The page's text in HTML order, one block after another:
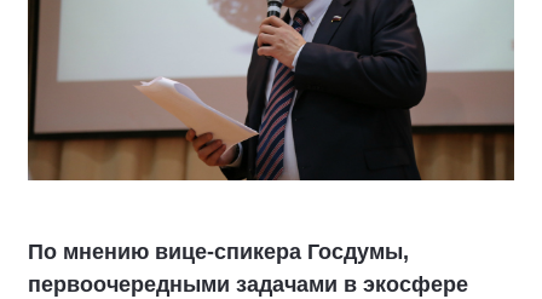
По мнению вице-спикера Госдумы,
первоочередными задачами в экосфере